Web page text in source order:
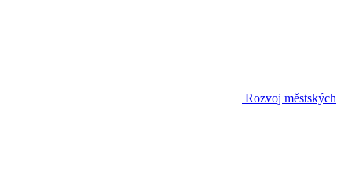
Rozvoj městských